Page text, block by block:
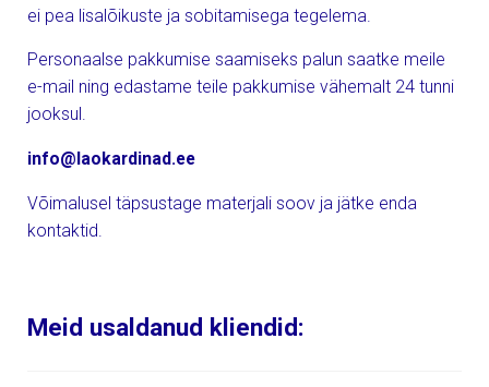
ei pea lisalõikuste ja sobitamisega tegelema.
Personaalse pakkumise saamiseks palun saatke meile
e-mail ning edastame teile pakkumise vähemalt 24 tunni
jooksul.
info@laokardinad.ee
Võimalusel täpsustage materjali soov ja jätke enda
kontaktid.
Meid usaldanud kliendid: